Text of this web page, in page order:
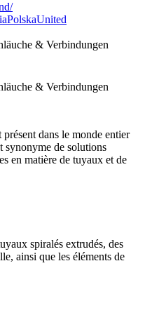
PolskaUnited
dans le monde entier
synonyme de solutions
en matière de tuyaux et de
spiralés extrudés, des
ainsi que les éléments de